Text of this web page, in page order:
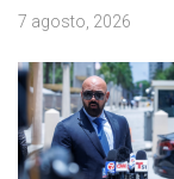
7 agosto, 2026